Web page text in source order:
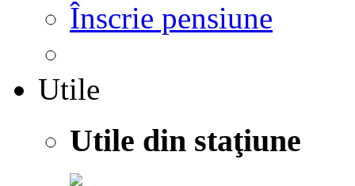
Înscrie pensiune
Utile
Utile din staţiune